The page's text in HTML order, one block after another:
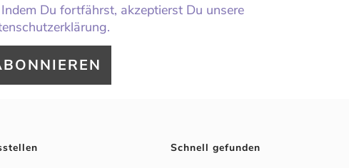
Indem Du fortfährst, akzeptierst Du unsere
Schnell gefunden